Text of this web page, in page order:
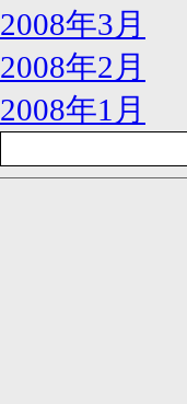
2008年3月
2008年2月
2008年1月